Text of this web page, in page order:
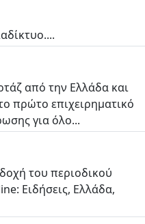
από την Ελλάδα και
πρώτο επιχειρηματικό
για όλο...
του περιοδικού
Ειδήσεις, Ελλάδα,